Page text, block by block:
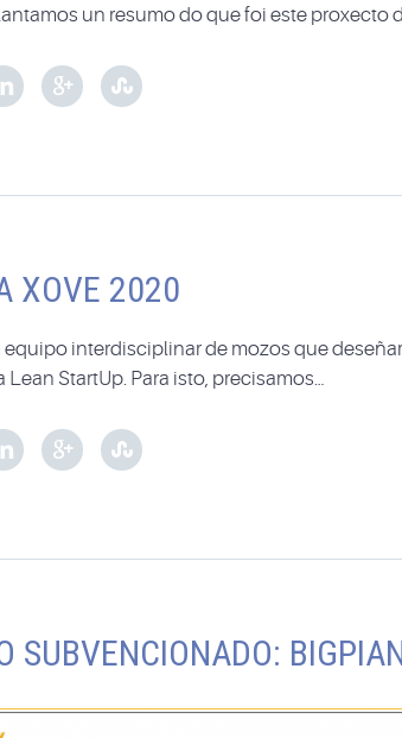
un resumo do que foi este
XOVE 2020
equipo interdisciplinar de mozos que
StartUp. Para isto, precisamos…
SUBVENCIONADO: